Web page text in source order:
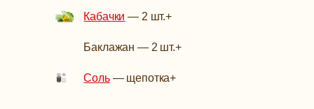
Кабачки — 2 шт.+
Баклажан — 2 шт.+
Соль— щепотка+